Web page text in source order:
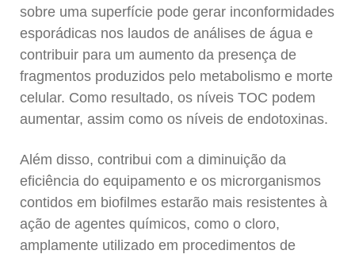
sobre uma superfície pode gerar inconformidades
esporádicas nos laudos de análises de água e
contribuir para um aumento da presença de
fragmentos produzidos pelo metabolismo e morte
celular. Como resultado, os níveis TOC podem
aumentar, assim como os níveis de endotoxinas.
Além disso, contribui com a diminuição da
eficiência do equipamento e os microrganismos
contidos em biofilmes estarão mais resistentes à
ação de agentes químicos, como o cloro,
amplamente utilizado em procedimentos de